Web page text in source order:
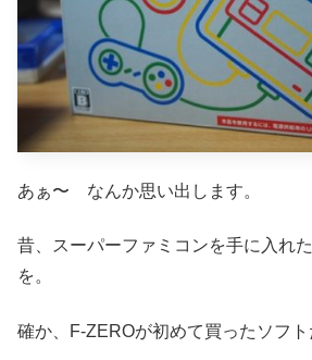
あぁ〜 なんか思い出します。
昔、スーパーファミコンを手に入れ
を。
確か、F-ZEROが初めて買ったソフト